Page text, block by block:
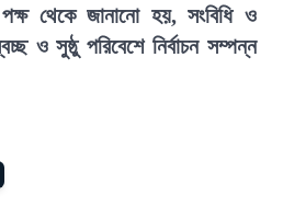
পক্ষ থেকে জানানো হয়, সংবিধি ও
ও সুষ্ঠু পরিবেশে নির্বাচন সম্পন্ন